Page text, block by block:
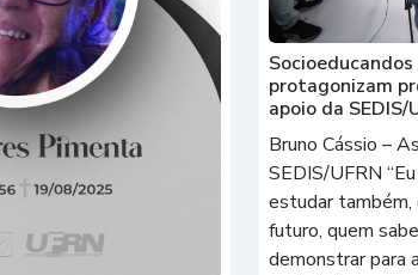
protagonizam
apoio da SEDIS/
Bruno Cássio –
SEDIS/UFRN
estudar também,
futuro, quem
demonstrar para